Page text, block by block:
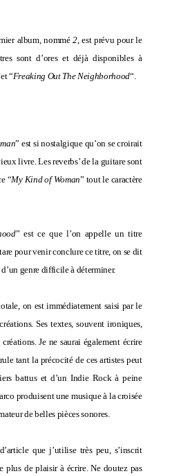
album, nommé2, est prévu pour le
sont d’ores et déjà disponibles à
“Freaking Out The Neighborhood“.
” est si nostalgique qu’on se croirait
livre. Les reverbs’ de la guitare sont
“My Kind of Woman” tout le caractère
” est ce que l’on appelle un titre
pour venir conclure ce titre, on se dit
genre difficile à déterminer.
on est immédiatement saisi par le
Ses textes, souvent ironiques,
Je ne saurai également écrire
tant la précocité de ces artistes peut
battus et d’un Indie Rock à peine
produisent une musique à la croisée
de belles pièces sonores.
que j’utilise très peu, s’inscrit
plus de plaisir à écrire. Ne doutez pas